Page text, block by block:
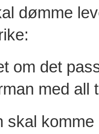
dømme
om det
med
skal